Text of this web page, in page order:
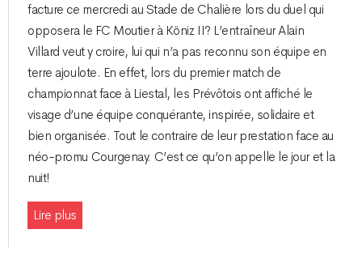
facture ce mercredi au Stade de Chalière lors du duel qui
opposera le FC Moutier à Köniz II? L’entraîneur Alain
Villard veut y croire, lui qui n’a pas reconnu son équipe en
terre ajoulote. En effet, lors du premier match de
championnat face à Liestal, les Prévôtois ont affiché le
visage d’une équipe conquérante, inspirée, solidaire et
bien organisée. Tout le contraire de leur prestation face au
néo-promu Courgenay. C’est ce qu’on appelle le jour et la
nuit!
Lire plus